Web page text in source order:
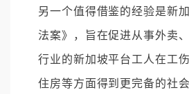
另一个值得借鉴的经验是新
法案》，旨在促进从事外卖
行业的新加坡平台工人在工
住房等方面得到更完备的社